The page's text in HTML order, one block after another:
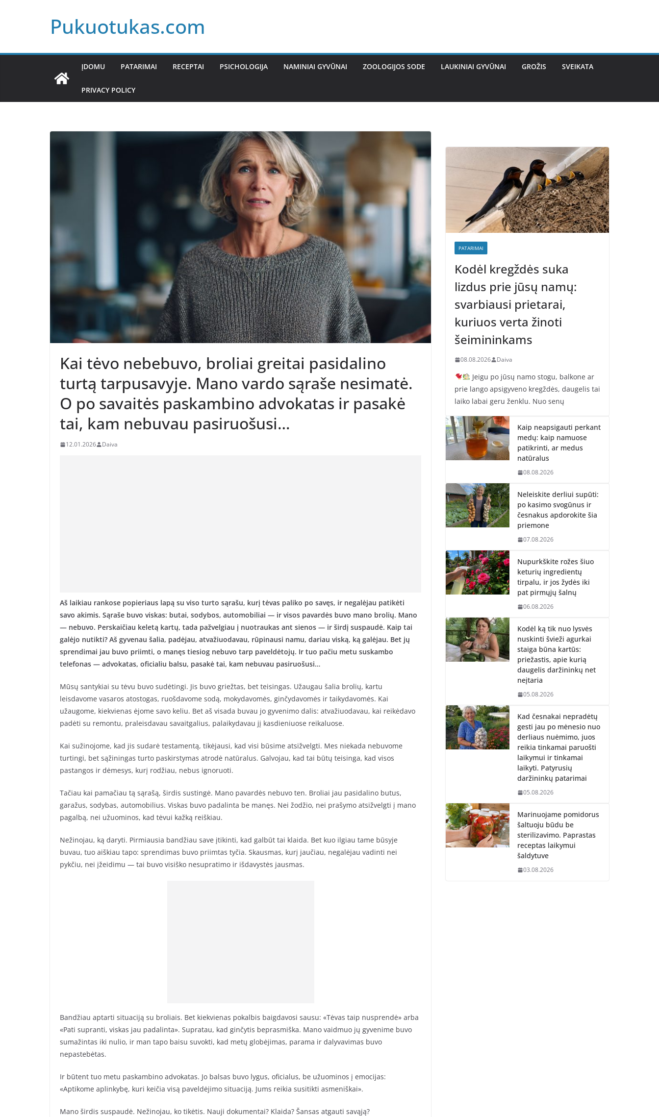
Pukuotukas.com
ĮDOMU PATARIMAI RECEPTAI PSICHOLOGIJA NAMINIAI GYVŪNAI ZOOLOGIJOS SODE LAUKINIAI GYVŪNAI GROŽIS SVEIKATA
PRIVACY POLICY
Kai tėvo nebebuvo, broliai greitai pasidalino
turtą tarpusavyje. Mano vardo sąraše nesimatė.
O po savaitės paskambino advokatas ir pasakė
tai, kam nebuvau pasiruošusi…
12.01.2026 Daiva
Aš laikiau rankose popieriaus lapą su viso turto sąrašu, kurį tėvas paliko po savęs, ir negalėjau patikėti
savo akimis. Sąraše buvo viskas: butai, sodybos, automobiliai — ir visos pavardės buvo mano brolių. Mano
— nebuvo. Perskaičiau keletą kartų, tada pažvelgiau į nuotraukas ant sienos — ir širdį suspaudė. Kaip tai
galėjo nutikti? Aš gyvenau šalia, padėjau, atvažiuodavau, rūpinausi namu, dariau viską, ką galėjau. Bet jų
sprendimai jau buvo priimti, o manęs tiesiog nebuvo tarp paveldėtojų. Ir tuo pačiu metu suskambo
telefonas — advokatas, oficialiu balsu, pasakė tai, kam nebuvau pasiruošusi…
Mūsų santykiai su tėvu buvo sudėtingi. Jis buvo griežtas, bet teisingas. Užaugau šalia brolių, kartu
leisdavome vasaros atostogas, ruošdavome sodą, mokydavomės, ginčydavomės ir taikydavomės. Kai
užaugome, kiekvienas ėjome savo keliu. Bet aš visada buvau jo gyvenimo dalis: atvažiuodavau, kai reikėdavo
padėti su remontu, praleisdavau savaitgalius, palaikydavau jį kasdieniuose reikaluose.
Kai sužinojome, kad jis sudarė testamentą, tikėjausi, kad visi būsime atsižvelgti. Mes niekada nebuvome
turtingi, bet sąžiningas turto paskirstymas atrodė natūralus. Galvojau, kad tai būtų teisinga, kad visos
pastangos ir dėmesys, kurį rodžiau, nebus ignoruoti.
Tačiau kai pamačiau tą sąrašą, širdis sustingė. Mano pavardės nebuvo ten. Broliai jau pasidalino butus,
garažus, sodybas, automobilius. Viskas buvo padalinta be manęs. Nei žodžio, nei prašymo atsižvelgti į mano
pagalbą, nei užuominos, kad tėvui kažką reiškiau.
Nežinojau, ką daryti. Pirmiausia bandžiau save įtikinti, kad galbūt tai klaida. Bet kuo ilgiau tame būsyje
buvau, tuo aiškiau tapo: sprendimas buvo priimtas tyčia. Skausmas, kurį jaučiau, negalėjau vadinti nei
pykčiu, nei įžeidimu — tai buvo visiško nesupratimo ir išdavystės jausmas.
Bandžiau aptarti situaciją su broliais. Bet kiekvienas pokalbis baigdavosi sausu: «Tėvas taip nusprendė» arba
«Pati supranti, viskas jau padalinta». Supratau, kad ginčytis beprasmiška. Mano vaidmuo jų gyvenime buvo
sumažintas iki nulio, ir man tapo baisu suvokti, kad metų globėjimas, parama ir dalyvavimas buvo
nepastebėtas.
Ir būtent tuo metu paskambino advokatas. Jo balsas buvo lygus, oficialus, be užuominos į emocijas:
«Aptikome aplinkybę, kuri keičia visą paveldėjimo situaciją. Jums reikia susitikti asmeniškai».
Mano širdis suspaudė. Nežinojau, ko tikėtis. Nauji dokumentai? Klaida? Šansas atgauti savąją?
PATARIMAI
Kodėl kregždės suka
lizdus prie jūsų namų:
svarbiausi prietarai,
kuriuos verta žinoti
šeimininkams
08.08.2026 Daiva
Jeigu po jūsų namo stogu, balkone ar
prie lango apsigyveno kregždės, daugelis tai
laiko labai geru ženklu. Nuo senų
Kaip neapsigauti perkant
medų: kaip namuose
patikrinti, ar medus
natūralus
08.08.2026
Neleiskite derliui supūti:
po kasimo svogūnus ir
česnakus apdorokite šia
priemone
07.08.2026
Nupurkškite rožes šiuo
keturių ingredientų
tirpalu, ir jos žydės iki
pat pirmųjų šalnų
06.08.2026
Kodėl ką tik nuo lysvės
nuskinti švieži agurkai
staiga būna kartūs:
priežastis, apie kurią
daugelis daržininkų net
neįtaria
05.08.2026
Kad česnakai nepradėtų
gesti jau po mėnesio nuo
derliaus nuėmimo, juos
reikia tinkamai paruošti
laikymui ir tinkamai
laikyti. Patyrusių
daržininkų patarimai
05.08.2026
Marinuojame pomidorus
šaltuoju būdu be
sterilizavimo. Paprastas
receptas laikymui
šaldytuve
03.08.2026